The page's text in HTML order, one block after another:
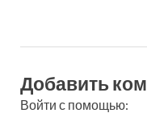
Добавить
Войти с помощью: